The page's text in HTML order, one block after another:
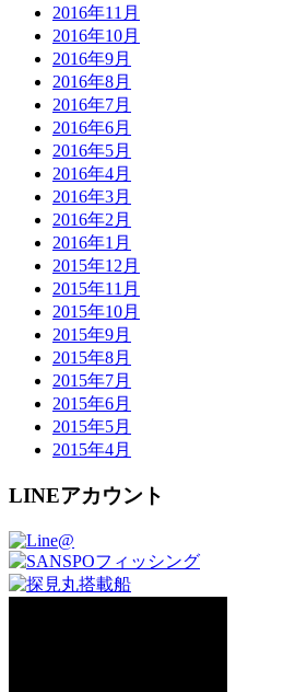
2016年11月
2016年10月
2016年9月
2016年8月
2016年7月
2016年6月
2016年5月
2016年4月
2016年3月
2016年2月
2016年1月
2015年12月
2015年11月
2015年10月
2015年9月
2015年8月
2015年7月
2015年6月
2015年5月
2015年4月
LINEアカウント